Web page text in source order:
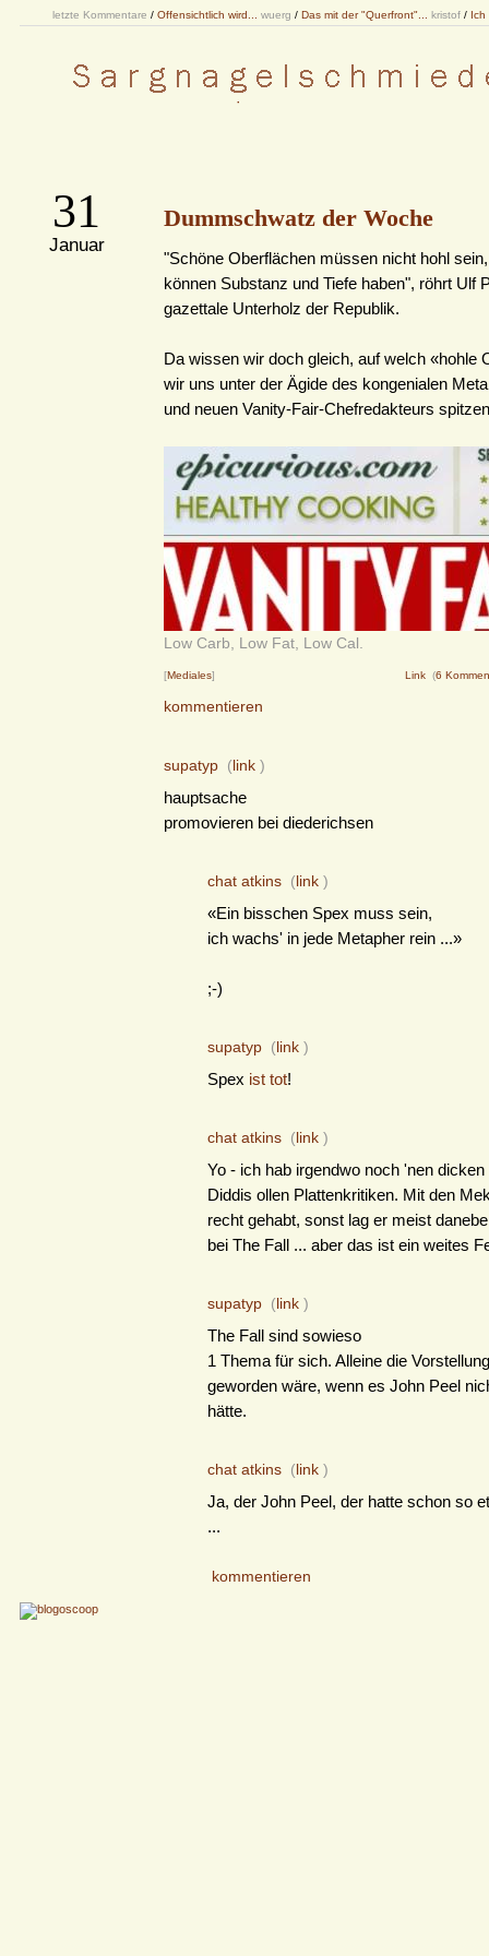
letzte Kommentare / Offensichtlich wird... wuerg / Das mit der "Querfront"... kristof / Ich
31
Januar
Dummschwatz der Woche
"Schöne Oberflächen müssen nicht hohl
können Substanz und Tiefe haben", röhrt Ulf
gazettale Unterholz der Republik.
Da wissen wir doch gleich, auf welch «hohle
wir uns unter der Ägide des kongenialen
und neuen Vanity-Fair-Chefredakteurs
Low Carb, Low Fat, Low Cal.
[Mediales] Link (6
kommentieren
supatyp (link )
hauptsache
promovieren bei diederichsen
chat atkins (link )
«Ein bisschen Spex muss sein,
ich wachs' in jede Metapher rein ...»
;-)
supatyp (link )
Spex ist tot!
chat atkins (link )
Yo - ich hab irgendwo noch 'nen
Diddis ollen Plattenkritiken. Mit den
recht gehabt, sonst lag er meist
bei The Fall ... aber das ist ein weites
supatyp (link )
The Fall sind sowieso
1 Thema für sich. Alleine die
geworden wäre, wenn es John Peel
hätte.
chat atkins (link )
Ja, der John Peel, der hatte schon so
...
kommentieren